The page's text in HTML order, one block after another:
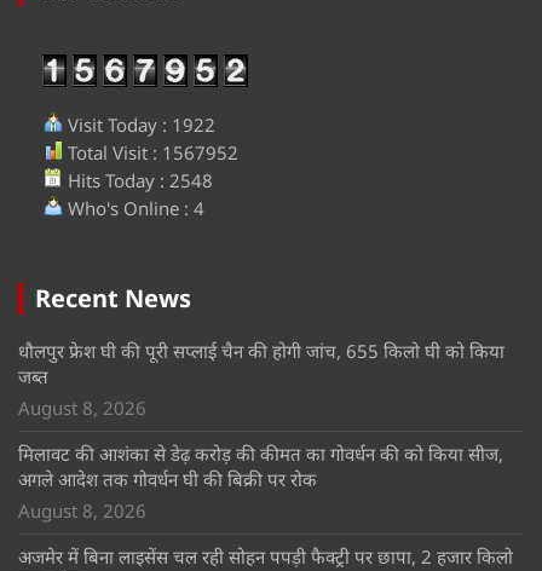
Visit Today : 1922
Total Visit : 1567952
Hits Today : 2548
Who's Online : 4
Recent News
धौलपुर फ्रेश घी की पूरी सप्लाई चैन की होगी जांच, 655 किलो घी को किया
जब्त
August 8, 2026
मिलावट की आशंका से डेढ़ करोड़ की कीमत का गोवर्धन की को किया सीज,
अगले आदेश तक गोवर्धन घी की बिक्री पर रोक
August 8, 2026
अजमेर में बिना लाइसेंस चल रही सोहन पपड़ी फैक्ट्री पर छापा, 2 हजार किलो